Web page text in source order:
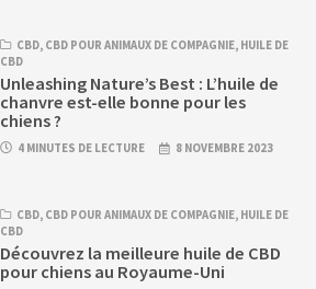
CBD, CBD POUR ANIMAUX DE COMPAGNIE, HUILE DE
CBD
Unleashing Nature’s Best : L’huile de
chanvre est-elle bonne pour les
chiens ?
4 MINUTES DE LECTURE 8 NOVEMBRE 2023
CBD, CBD POUR ANIMAUX DE COMPAGNIE, HUILE DE
CBD
Découvrez la meilleure huile de CBD
pour chiens au Royaume-Uni